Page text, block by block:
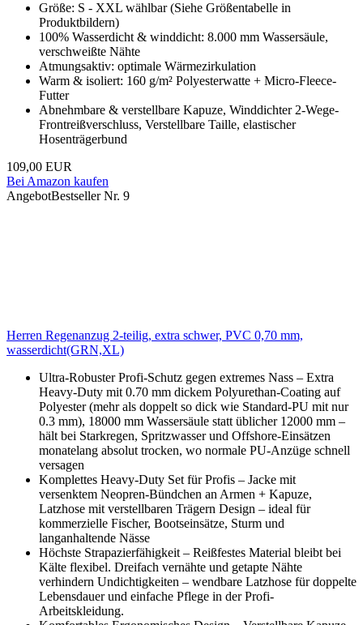
Größe: S - XXL wählbar (Siehe Größentabelle in
Produktbildern)
100% Wasserdicht & winddicht: 8.000 mm Wassersäule,
verschweißte Nähte
Atmungsaktiv: optimale Wärmezirkulation
Warm & isoliert: 160 g/m² Polyesterwatte + Micro-Fleece-
Futter
Abnehmbare & verstellbare Kapuze, Winddichter 2-Wege-
Frontreißverschluss, Verstellbare Taille, elastischer
Hosenträgerbund
109,00 EUR
Bei Amazon kaufen
AngebotBestseller Nr. 9
Herren Regenanzug 2-teilig, extra schwer, PVC 0,70 mm,
wasserdicht(GRN,XL)
Ultra-Robuster Profi-Schutz gegen extremes Nass – Extra
Heavy-Duty mit 0.70 mm dickem Polyurethan-Coating auf
Polyester (mehr als doppelt so dick wie Standard-PU mit nur
0.3 mm), 18000 mm Wassersäule statt üblicher 12000 mm –
hält bei Starkregen, Spritzwasser und Offshore-Einsätzen
monatelang absolut trocken, wo normale PU-Anzüge schnell
versagen
Komplettes Heavy-Duty Set für Profis – Jacke mit
versenktem Neopren-Bündchen an Armen + Kapuze,
Latzhose mit verstellbaren Trägern Design – ideal für
kommerzielle Fischer, Bootseinsätze, Sturm und
langanhaltende Nässe
Höchste Strapazierfähigkeit – Reißfestes Material bleibt bei
Kälte flexibel. Dreifach vernähte und getapte Nähte
verhindern Undichtigkeiten – wendbare Latzhose für doppelte
Lebensdauer und einfache Pflege in der Profi-
Arbeitskleidung.